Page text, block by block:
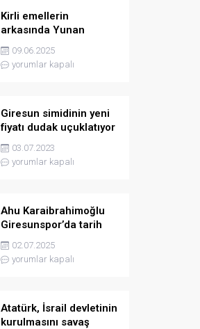
Kirli emellerin
arkasında Yunan
istihbaratı var
09.06.2025
yorumlar kapalı
Giresun simidinin yeni
fiyatı dudak uçuklatıyor
03.07.2023
yorumlar kapalı
Ahu Karaibrahimoğlu
Giresunspor’da tarih
yazmaya hazırlanıyor
02.07.2025
yorumlar kapalı
Atatürk, İsrail devletinin
kurulmasını savaş